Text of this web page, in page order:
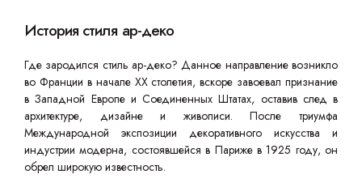
История стиля ар-деко
Где зародился стиль ар-деко? Данное направление возникло
во Франции в начале XX столетия, вскоре завоевал признание
в Западной Европе и Соединенных Штатах, оставив след в
архитектуре, дизайне и живописи. После триумфа
Международной экспозиции декоративного искусства и
индустрии модерна, состоявшейся в Париже в 1925 году, он
обрел широкую известность.